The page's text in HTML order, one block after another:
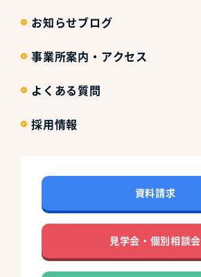
お知らせブログ
事業所案内・アクセス
よくある質問
採用情報
資料請求
見学会・個別相談会